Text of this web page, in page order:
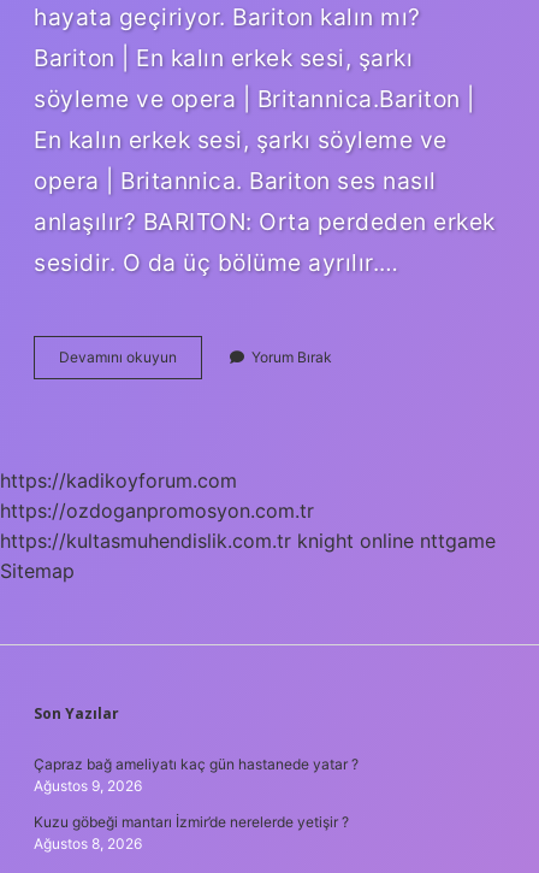
hayata geçiriyor. Bariton kalın mı?
Bariton | En kalın erkek sesi, şarkı
söyleme ve opera | Britannica.Bariton |
En kalın erkek sesi, şarkı söyleme ve
opera | Britannica. Bariton ses nasıl
anlaşılır? BARITON: Orta perdeden erkek
sesidir. O da üç bölüme ayrılır.…
Devamını okuyun
Bariton
Yorum Bırak
https://kadikoyforum.com
https://ozdoganpromosyon.com.tr
https://kultasmuhendislik.com.tr knight online nttgame
Sitemap
SIDEBAR
Son Yazılar
Çapraz bağ ameliyatı kaç gün hastanede yatar ?
Ağustos 9, 2026
Kuzu göbeği mantarı İzmir’de nerelerde yetişir ?
Ağustos 8, 2026